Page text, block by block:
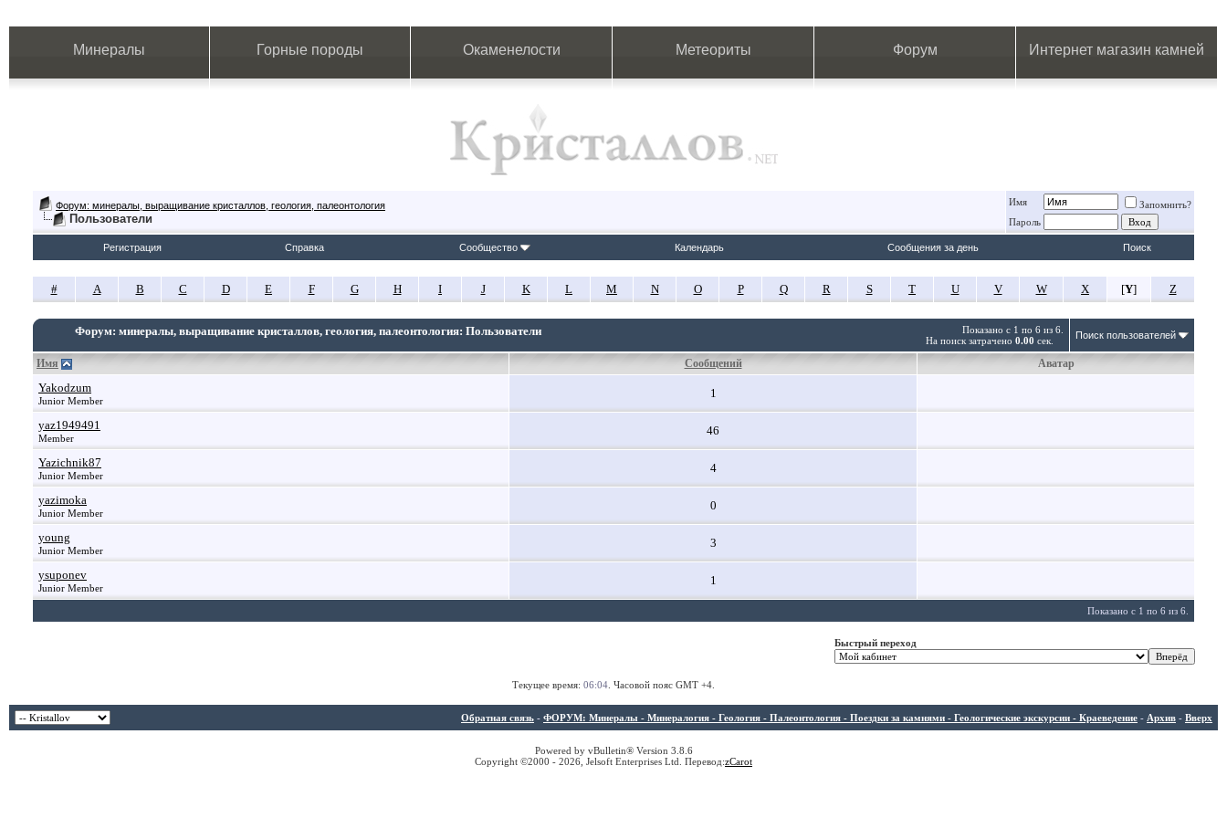
Минералы Горные породы Окаменелости Метеориты Форум Интернет магазин камней
Форум: минералы, выращивание кристаллов, геология, палеонтология
Пользователи
Имя
Запомнить?
Пароль
Регистрация Справка Сообщество Календарь Сообщения за день Поиск
# A B C D E F G H I J K L M N O P Q R S T U V W X [Y] Z
Показано с 1 по 6 из 6.
На поиск затрачено 0.00 сек.
Форум: минералы, выращивание кристаллов, геология, палеонтология: Пользователи Поиск пользователей
Имя Сообщений Аватар
Yakodzum
Junior Member
1
yaz1949491
Member
46
Yazichnik87
Junior Member
4
yazimoka
Junior Member
0
young
Junior Member
3
ysuponev
Junior Member
1
Показано с 1 по 6 из 6.
Быстрый переход
Текущее время: 06:04 . Часовой пояс GMT +4.
Обратная связь - ФОРУМ: Минералы - Минералогия - Геология - Палеонтология - Поездки за камнями - Геологические экскурсии - Краеведение - Архив - Вверх
Powered by vBulletin® Version 3.8.6
Copyright ©2000 - 2026, Jelsoft Enterprises Ltd. Перевод:zCarot